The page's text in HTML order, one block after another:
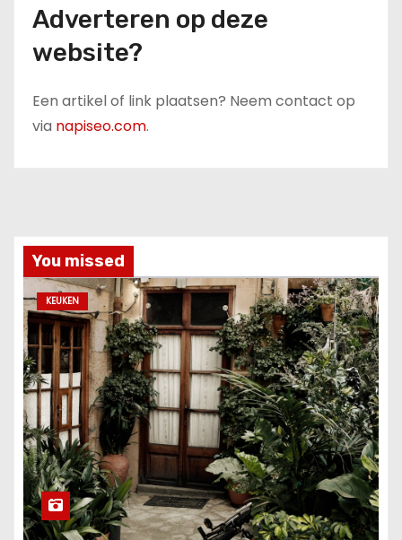
Adverteren op deze
website?
Een artikel of link plaatsen? Neem contact op
via napiseo.com.
You missed
KEUKEN